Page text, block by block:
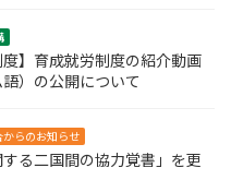
】育成就労制度の紹介動画
）の公開について
からのお知らせ
る二国間の協力覚書」を更